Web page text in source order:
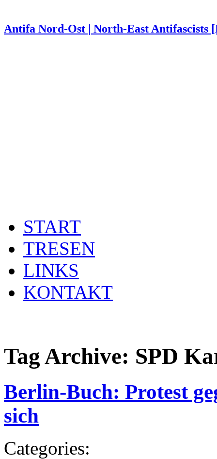
Antifa Nord-Ost | North-East Antifascists
START
TRESEN
LINKS
KONTAKT
Tag Archive: SPD
Berlin-Buch: Protest
sich
Categories: